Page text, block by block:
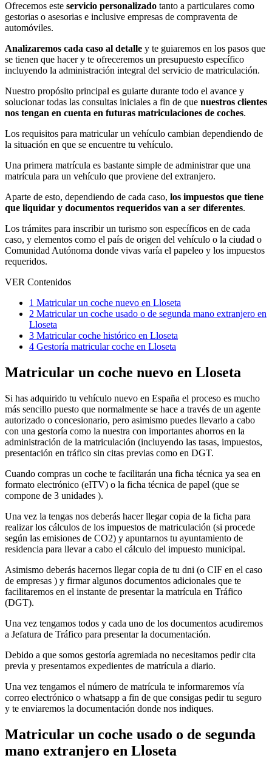
Ofrecemos este servicio personalizado tanto a particulares como
gestorias o asesorias e inclusive empresas de compraventa de
automóviles.
Analizaremos cada caso al detalle y te guiaremos en los pasos que
se tienen que hacer y te ofreceremos un presupuesto específico
incluyendo la administración integral del servicio de matriculación.
Nuestro propósito principal es guiarte durante todo el avance y
solucionar todas las consultas iniciales a fin de que nuestros clientes
nos tengan en cuenta en futuras matriculaciones de coches.
Los requisitos para matricular un vehículo cambian dependiendo de
la situación en que se encuentre tu vehículo.
Una primera matrícula es bastante simple de administrar que una
matrícula para un vehículo que proviene del extranjero.
Aparte de esto, dependiendo de cada caso, los impuestos que tiene
que liquidar y documentos requeridos van a ser diferentes.
Los trámites para inscribir un turismo son específicos en de cada
caso, y elementos como el país de origen del vehículo o la ciudad o
Comunidad Autónoma donde vivas varía el papeleo y los impuestos
requeridos.
VER Contenidos
1 Matricular un coche nuevo en Lloseta
2 Matricular un coche usado o de segunda mano extranjero en
Lloseta
3 Matricular coche histórico en Lloseta
4 Gestoría matricular coche en Lloseta
Matricular un coche nuevo en Lloseta
Si has adquirido tu vehículo nuevo en España el proceso es mucho
más sencillo puesto que normalmente se hace a través de un agente
autorizado o concesionario, pero asimismo puedes llevarlo a cabo
con una gestoría como la nuestra con importantes ahorros en la
administración de la matriculación (incluyendo las tasas, impuestos,
presentación en tráfico sin citas previas como en DGT.
Cuando compras un coche te facilitarán una ficha técnica ya sea en
formato electrónico (eITV) o la ficha técnica de papel (que se
compone de 3 unidades ).
Una vez la tengas nos deberás hacer llegar copia de la ficha para
realizar los cálculos de los impuestos de matriculación (si procede
según las emisiones de CO2) y apuntarnos tu ayuntamiento de
residencia para llevar a cabo el cálculo del impuesto municipal.
Asimismo deberás hacernos llegar copia de tu dni (o CIF en el caso
de empresas ) y firmar algunos documentos adicionales que te
facilitaremos en el instante de presentar la matrícula en Tráfico
(DGT).
Una vez tengamos todos y cada uno de los documentos acudiremos
a Jefatura de Tráfico para presentar la documentación.
Debido a que somos gestoría agremiada no necesitamos pedir cita
previa y presentamos expedientes de matrícula a diario.
Una vez tengamos el número de matrícula te informaremos vía
correo electrónico o whatsapp a fin de que consigas pedir tu seguro
y te enviaremos la documentación donde nos indiques.
Matricular un coche usado o de segunda
mano extranjero en Lloseta